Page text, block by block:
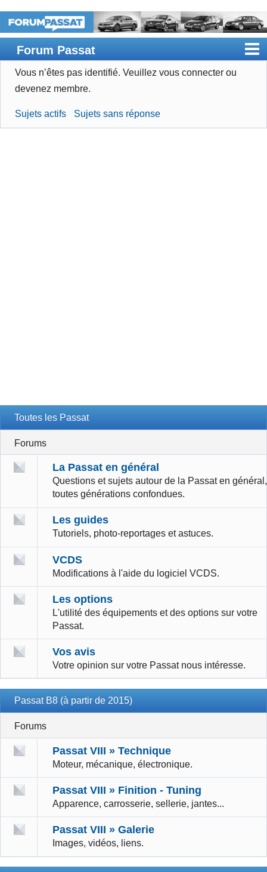
Forum Passat
Accueil
Devenir membre
Vous n’êtes pas identifié. Veuillez vous connecter ou
devenez membre.
Sujets actifs Sujets sans réponse
Toutes les Passat
Forums
La Passat en général
Questions et sujets autour de la Passat en général,
toutes générations confondues.
Les guides
Tutoriels, photo-reportages et astuces.
VCDS
Modifications à l'aide du logiciel VCDS.
Les options
L'utilité des équipements et des options sur votre
Passat.
Vos avis
Votre opinion sur votre Passat nous intéresse.
Passat B8 (à partir de 2015)
Forums
Passat VIII » Technique
Moteur, mécanique, électronique.
Passat VIII » Finition - Tuning
Apparence, carrosserie, sellerie, jantes...
Passat VIII » Galerie
Images, vidéos, liens.